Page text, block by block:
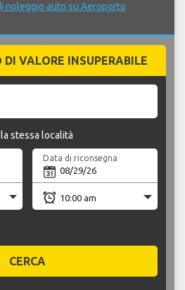
noleggio auto su Aeroporto
VALORE INSUPERABILE
stessa località
Data di riconsegna
CERCA